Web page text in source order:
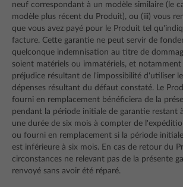
neuf correspondant à un modèle similaire (le
modèle plus récent du Produit), ou (iii) vous
que vous avez payé pour le Produit tel
facture. Cette garantie ne peut servir de
quelconque indemnisation au titre de
soient matériels ou immatériels, et
préjudice résultant de l'impossibilité d'utiliser
dépenses résultant du défaut constaté. Le
fourni en remplacement bénéficiera de la
pendant la période initiale de garantie restant
une durée de six mois à compter de
ou fourni en remplacement si la période
est inférieure à six mois. En cas de retour du
circonstances ne relevant pas de la présente
renvoyé sans avoir été réparé.